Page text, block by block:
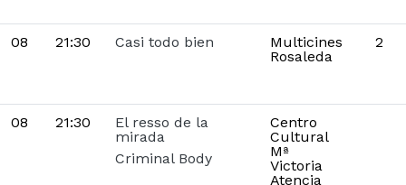
08 21:30 Casi todo bien
Multicines
Rosaleda
2
08 21:30
El resso de la
mirada
Criminal Body
Centro
Cultural
Mª
Victoria
Atencia